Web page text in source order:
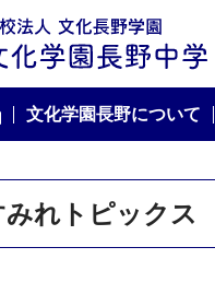
ホーム
文化学園長野について
みれトピックス